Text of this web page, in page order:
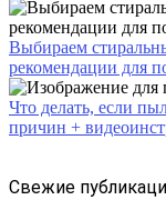
Выбираем
рекомендации для
Что делать, если
причин +
Свежие